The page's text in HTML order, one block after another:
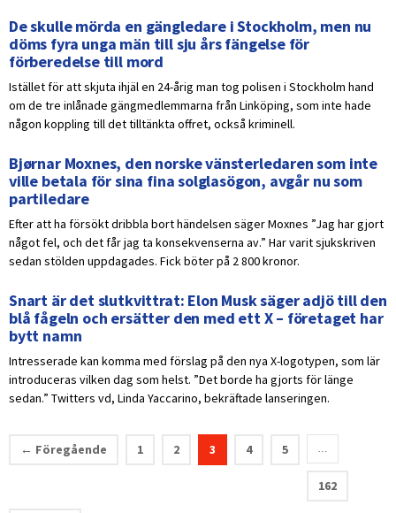
De skulle mörda en gängledare i Stockholm, men nu
döms fyra unga män till sju års fängelse för
förberedelse till mord
Istället för att skjuta ihjäl en 24-årig man tog polisen i Stockholm hand
om de tre inlånade gängmedlemmarna från Linköping, som inte hade
någon koppling till det tilltänkta offret, också kriminell.
Bjørnar Moxnes, den norske vänsterledaren som inte
ville betala för sina fina solglasögon, avgår nu som
partiledare
Efter att ha försökt dribbla bort händelsen säger Moxnes ”Jag har gjort
något fel, och det får jag ta konsekvenserna av.” Har varit sjukskriven
sedan stölden uppdagades. Fick böter på 2 800 kronor.
Snart är det slutkvittrat: Elon Musk säger adjö till den
blå fågeln och ersätter den med ett X – företaget har
bytt namn
Intresserade kan komma med förslag på den nya X-logotypen, som lär
introduceras vilken dag som helst. ”Det borde ha gjorts för länge
sedan.” Twitters vd, Linda Yaccarino, bekräftade lanseringen.
← Föregående 1 2 3 4 5 …
162